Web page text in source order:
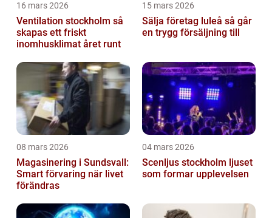
16 mars 2026
Ventilation stockholm så
skapas ett friskt
inomhusklimat året runt
15 mars 2026
Sälja företag luleå så går
en trygg försäljning till
08 mars 2026
Magasinering i Sundsvall:
Smart förvaring när livet
förändras
04 mars 2026
Scenljus stockholm ljuset
som formar upplevelsen